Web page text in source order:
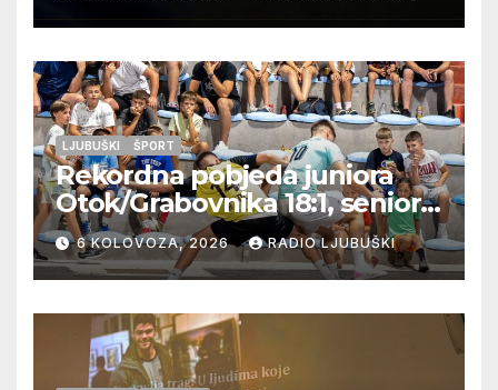
LJUBUŠKI ŠPORT
Rekordna pobjeda juniora
Otok/Grabovnika 18:1, seniori
Pregrađa u četvrtfinalu,
Veljaci i Cerno/Crnopod u
doigravanju, Grljevići završili
natjecanje
6 KOLOVOZA, 2026 RADIO LJUBUŠKI